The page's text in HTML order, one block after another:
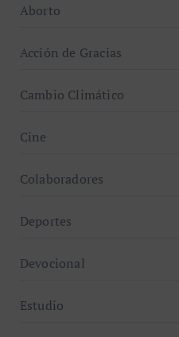
Aborto
Acción de Gracias
Cambio Climático
Cine
Colaboradores
Deportes
Devocional
Estudio